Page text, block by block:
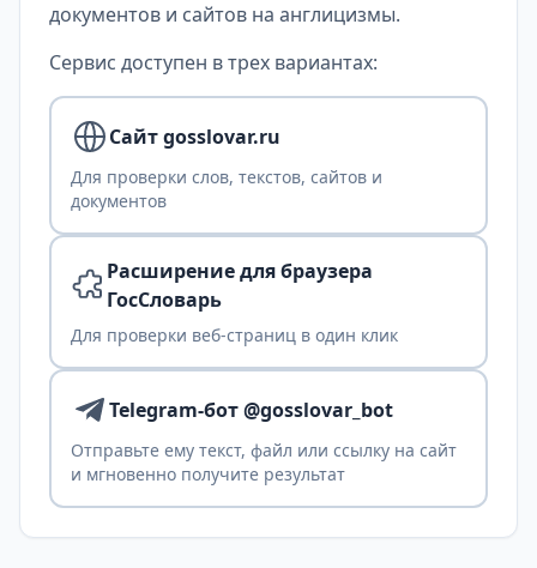
документов и сайтов на англицизмы.
Сервис доступен в трех вариантах:
Сайт gosslovar.ru
Для проверки слов, текстов, сайтов и
документов
Расширение для браузера
ГосСловарь
Для проверки веб-страниц в один клик
Telegram-бот @gosslovar_bot
Отправьте ему текст, файл или ссылку на сайт
и мгновенно получите результат